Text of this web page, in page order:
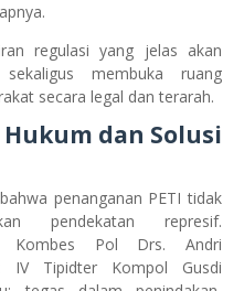
regulasi yang jelas akan
membuka ruang
secara legal dan terarah.
dan Solusi
penanganan PETI tidak
pendekatan represif.
Kombes Pol Drs. Andri
IV Tipidter Kompol Gusdi